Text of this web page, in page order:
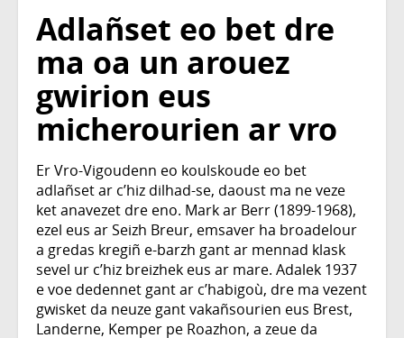
Adlañset eo bet dre
ma oa un arouez
gwirion eus
micherourien ar vro
Er Vro-Vigoudenn eo koulskoude eo bet
adlañset ar c’hiz dilhad-se, daoust ma ne veze
ket anavezet dre eno. Mark ar Berr (1899-1968),
ezel eus ar Seizh Breur, emsaver ha broadelour
a gredas kregiñ e-barzh gant ar mennad klask
sevel ur c’hiz breizhek eus ar mare. Adalek 1937
e voe dedennet gant ar c’habigoù, dre ma vezent
gwisket da neuze gant vakañsourien eus Brest,
Landerne, Kemper pe Roazhon, a zeue da